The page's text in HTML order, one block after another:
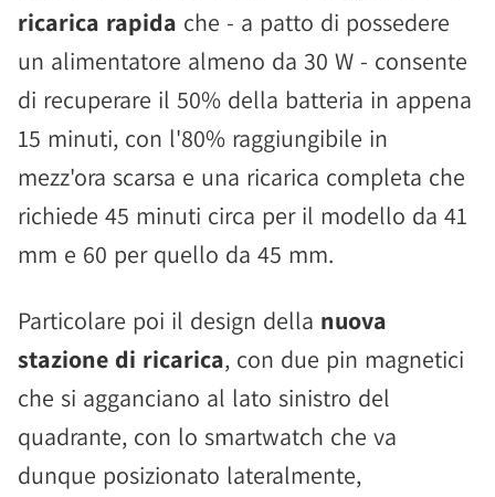
ricarica rapida che - a patto di possedere
un alimentatore almeno da 30 W - consente
di recuperare il 50% della batteria in appena
15 minuti, con l'80% raggiungibile in
mezz'ora scarsa e una ricarica completa che
richiede 45 minuti circa per il modello da 41
mm e 60 per quello da 45 mm.
Particolare poi il design della nuova
stazione di ricarica, con due pin magnetici
che si agganciano al lato sinistro del
quadrante, con lo smartwatch che va
dunque posizionato lateralmente,